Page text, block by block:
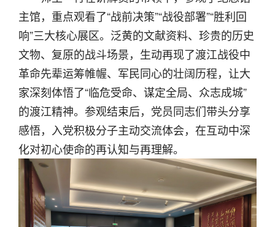
主馆，重点观看了“战前决策”“战役部署”“胜利回
响”三大核心展区。泛黄的文献资料、珍贵的历史
文物、复原的战斗场景，生动再现了渡江战役中
革命先辈运筹帷幄、军民同心的壮阔历程，让大
家深刻体悟了“临危受命、谋定全局、众志成城”
的渡江精神。参观结束后，党员同志们带头分享
感悟，入党积极分子主动交流体会，在互动中深
化对初心使命的再认知与再理解。